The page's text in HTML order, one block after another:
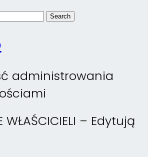
administrowania
WŁAŚCICIELI – Edytują